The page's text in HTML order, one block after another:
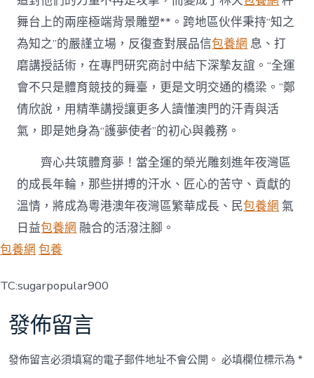
舞台上的兩座極端背景雕塑**。跨地區伙伴秉持“知之
為知之”的嚴謹立場，反復查對展品信包養網 息、打
磨講授話術，在專門研究商討中結下深摯友誼。“全運
會不只是體育競技的舞臺，更是文明交通的橋梁。”鄭
倩欣說，用精準講授讓更多人讀懂澳門的汗青與活
氣，即是她身為“護夢使者”的初心與義務。
齊心共筑體育夢！當全運的榮光雕刻進年夜灣區
的成長年輪，那些拼搏的汗水、匠心的苦守、貢獻的
溫情，將成為粵港澳年夜灣區繁華成長、民包養網 氣
日益包養網 融合的活潑注腳。
包養網 包養
TC:sugarpopular900
發佈留言
發佈留言必須填寫的電子郵件地址不會公開。 必填欄位標示為*